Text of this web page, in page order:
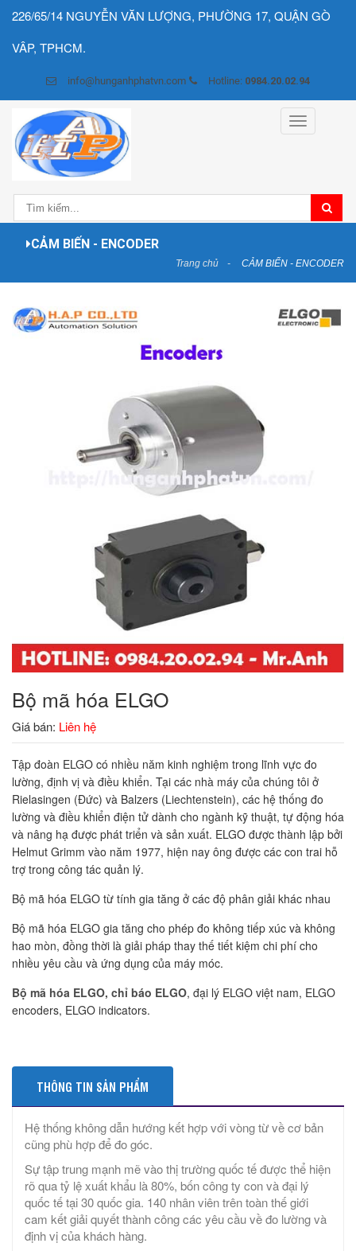
226/65/14 NGUYỄN VĂN LƯỢNG, PHƯỜNG 17, QUẬN GÒ
VÂP, TPHCM.
info@hunganhphatvn.com Hotline: 0984.20.02.94
Toggle
navigation
CẢM BIẾN - ENCODER
Trang chủ CẢM BIẾN - ENCODER
Bộ mã hóa ELGO
Giá bán: Liên hệ
Tập đoàn ELGO có nhiều năm kinh nghiệm trong lĩnh vực đo
lường, định vị và điều khiển. Tại các nhà máy của chúng tôi ở
Rielasingen (Đức) và Balzers (Liechtenstein), các hệ thống đo
lường và điều khiển điện tử dành cho ngành kỹ thuật, tự động hóa
và nâng hạ được phát triển và sản xuất. ELGO được thành lập bởi
Helmut Grimm vào năm 1977, hiện nay ông được các con trai hỗ
trợ trong công tác quản lý.
Bộ mã hóa ELGO từ tính gia tăng ở các độ phân giải khác nhau
Bộ mã hóa ELGO gia tăng cho phép đo không tiếp xúc và không
hao mòn, đồng thời là giải pháp thay thế tiết kiệm chi phí cho
nhiều yêu cầu và ứng dụng của máy móc.
Bộ mã hóa ELGO, chỉ báo ELGO, đại lý ELGO việt nam, ELGO
encoders, ELGO indicators.
THÔNG TIN SẢN PHẨM
Hệ thống không dẫn hướng kết hợp với vòng từ về cơ bản
cũng phù hợp để đo góc.
Sự tập trung mạnh mẽ vào thị trường quốc tế được thể hiện
rõ qua tỷ lệ xuất khẩu là 80%, bốn công ty con và đại lý
quốc tế tại 30 quốc gia. 140 nhân viên trên toàn thế giới
cam kết giải quyết thành công các yêu cầu về đo lường và
định vị của khách hàng.